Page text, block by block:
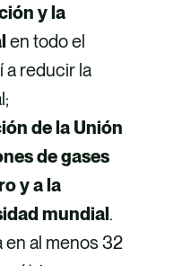
y la
en todo el
a reducir la
de la Unión
de gases
y a la
mundial.
al menos 32